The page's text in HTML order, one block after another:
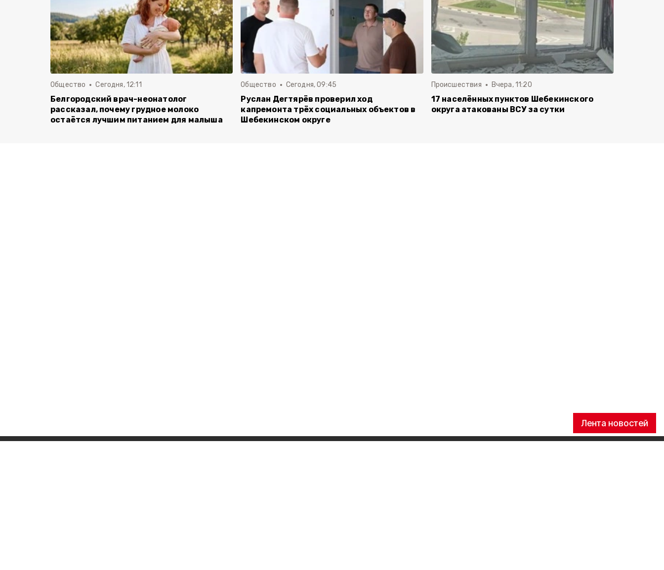
Лента новостей
Общество Сегодня, 12:11
Белгородский врач-неонатолог
рассказал, почему грудное молоко
остаётся лучшим питанием для малыша
Общество Сегодня, 09:45
Руслан Дегтярёв проверил ход
капремонта трёх социальных объектов в
Шебекинском округе
Происшествия Вчера, 11:20
17 населённых пунктов Шебекинского
округа атакованы ВСУ за сутки